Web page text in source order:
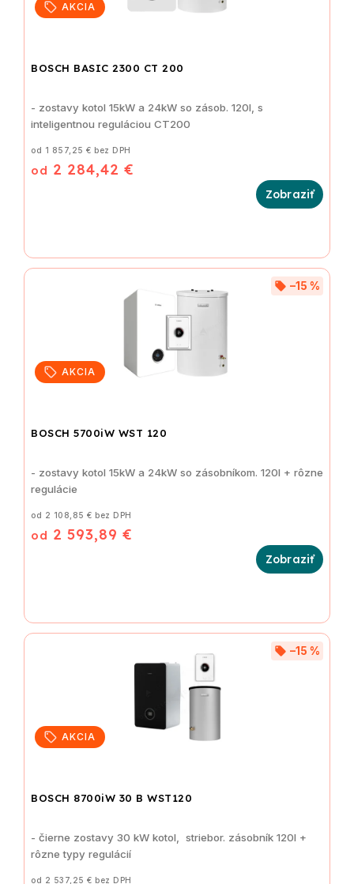
AKCIA
BOSCH BASIC 2300 CT 200
od 1 857,25 € bez DPH
od 2 284,42 €
- zostavy kotol 15kW a 24kW so zásob. 120l, s
inteligentnou reguláciou CT200
AKCIA
BOSCH 5700iW WST 120
–15 %
od 2 108,85 € bez DPH
od 2 593,89 €
- zostavy kotol 15kW a 24kW so zásobníkom. 120l + rôzne
regulácie
AKCIA
BOSCH 8700iW 30 B WST120
–15 %
od 2 537,25 € bez DPH
- čierne zostavy 30 kW kotol, striebor. zásobník 120l +
rôzne typy regulácií